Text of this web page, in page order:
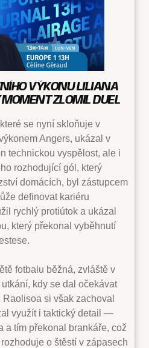
VÝKONU LILIANA
ZLOMIL DUEL
se nyní skloňuje v
Angers, ukázal v
technickou vyspělost, ale i
rozhodující gól, který
domácích, byl zástupcem
definovat kariéru
rychlý protiútok a ukázal
který překonal vyběhnutí
fotbalu běžná, zvláště v
kdy se dal očekávat
si však zachoval
využít i taktický detail —
a tím překonal brankáře, což
o štěstí v zápasech